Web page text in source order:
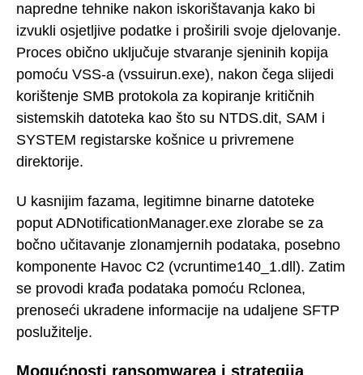
napredne tehnike nakon iskorištavanja kako bi
izvukli osjetljive podatke i proširili svoje djelovanje.
Proces obično uključuje stvaranje sjeninih kopija
pomoću VSS-a (vssuirun.exe), nakon čega slijedi
korištenje SMB protokola za kopiranje kritičnih
sistemskih datoteka kao što su NTDS.dit, SAM i
SYSTEM registarske košnice u privremene
direktorije.
U kasnijim fazama, legitimne binarne datoteke
poput ADNotificationManager.exe zlorabe se za
bočno učitavanje zlonamjernih podataka, posebno
komponente Havoc C2 (vcruntime140_1.dll). Zatim
se provodi krađa podataka pomoću Rclonea,
prenoseći ukradene informacije na udaljene SFTP
poslužitelje.
Mogućnosti ransomwarea i strategija